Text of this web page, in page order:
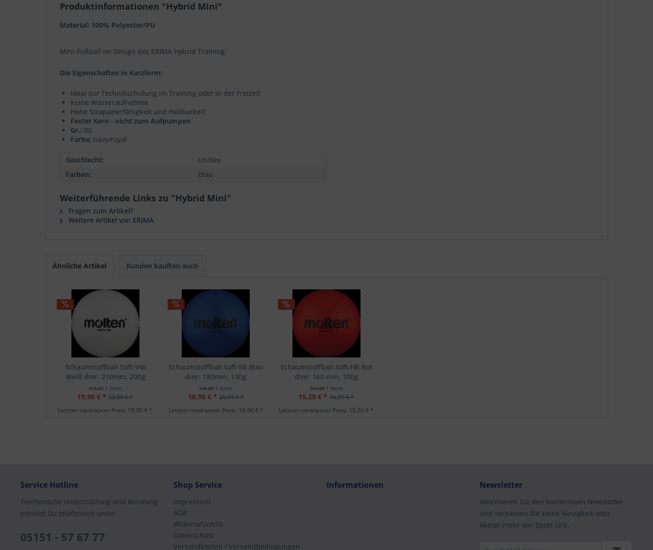
Produktinformationen "Hybrid Mini"
Material: 100% Polyester/PU
Mini-Fußball im Design des ERIMA Hybrid Training.
Die Eigenschaften in Kurzform:
Ideal zur Technikschulung im Training oder in der Freizeit
Keine Wasseraufnahme
Hohe Strapazierfähigkeit und Haltbarkeit
Fester Kern - nicht zum Aufpumpen
Gr.: 00
Farbe: navy/royal
Geschlecht:
UniSex
Farben:
Blau
Weiterführende Links zu "Hybrid Mini"
Fragen zum Artikel?
Weitere Artikel von ERIMA
Ähnliche Artikel Kunden kauften auch
Schaumstoffball Soft-VW
Weiß dmr: 210mm, 200g
Inhalt 1 Stück
19,90 € * 22,99 € *
Letzter niedrigster Preis: 19,90 € *
Schaumstoffball Soft-SB Blau
dmr: 180mm, 130g
Inhalt 1 Stück
18,90 € * 20,99 € *
Letzter niedrigster Preis: 18,90 € *
Schaumstoffball Soft-HR Rot
dmr: 160 mm, 100g
Inhalt 1 Stück
15,20 € * 16,99 € *
Letzter niedrigster Preis: 15,20 € *
Service Hotline
Telefonische Unterstützung und Beratung
erhaltst Du telefonisch unter:
05151 - 57 67 77
Shop Service
Impressum
AGB
Widerrufsrecht
Datenschutz
Versandkosten / Versandbedingungen
Informationen Newsletter
Abonnieren Sie den kostenlosen Newsletter
und verpassen Sie keine Neuigkeit oder
Aktion mehr von Sport LIFE.